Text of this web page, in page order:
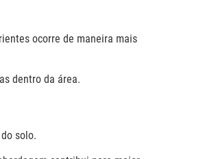
ocorre de maneira mais
dentro da área.
solo.